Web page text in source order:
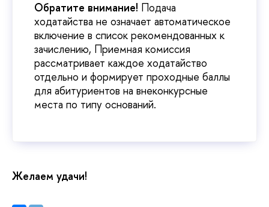
Обратите внимание! Подача
ходатайства не означает автоматическое
включение в список рекомендованных к
зачислению, Приемная комиссия
рассматривает каждое ходатайство
отдельно и формирует проходные баллы
для абитуриентов на внеконкурсные
места по типу оснований.
Желаем удачи!